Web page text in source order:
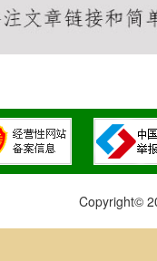
Copyright©